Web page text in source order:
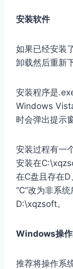
安装软件
如果已经安装
卸载然后重新
安装程序是
Windows
时会弹出提示
安装过程有一
安装在
在C盘且存在
“C”改为非系
D:\xqzsoft。
Windows操作
推荐将操作系